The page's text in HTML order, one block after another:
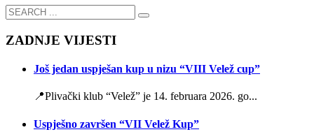
ZADNJE VIJESTI
Još jedan uspješan kup u nizu “VIII Velež cup”
📍Plivački klub “Velež” je 14. februara 2026. go...
Uspješno završen “VII Velež Kup”